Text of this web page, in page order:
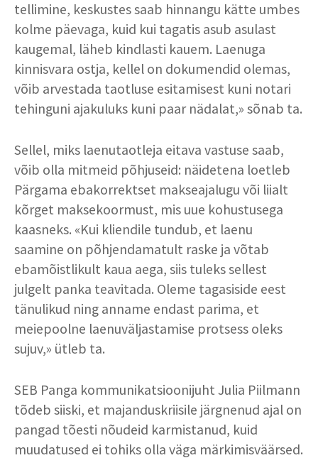
tellimine, keskustes saab hinnangu kätte umbes
kolme päevaga, kuid kui tagatis asub asulast
kaugemal, läheb kindlasti kauem. Laenuga
kinnisvara ostja, kellel on dokumendid olemas,
võib arvestada taotluse esitamisest kuni notari
tehinguni ajakuluks kuni paar nädalat,» sõnab ta.
Sellel, miks laenutaotleja eitava vastuse saab,
võib olla mitmeid põhjuseid: näidetena loetleb
Pärgama ebakorrektset makseajalugu või liialt
kõrget maksekoormust, mis uue kohustusega
kaasneks. «Kui kliendile tundub, et laenu
saamine on põhjendamatult raske ja võtab
ebamõistlikult kaua aega, siis tuleks sellest
julgelt panka teavitada. Oleme tagasiside eest
tänulikud ning anname endast parima, et
meiepoolne laenuväljastamise protsess oleks
sujuv,» ütleb ta.
SEB Panga kommunikatsioonijuht Julia Piilmann
tõdeb siiski, et majanduskriisile järgnenud ajal on
pangad tõesti nõudeid karmistanud, kuid
muudatused ei tohiks olla väga märkimisväärsed.